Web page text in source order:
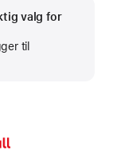
valg for
til